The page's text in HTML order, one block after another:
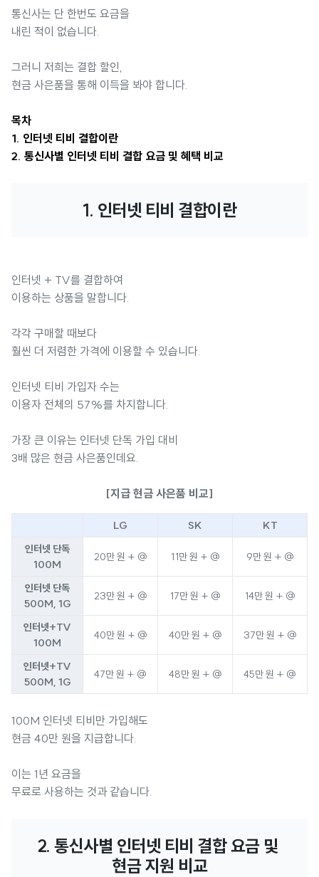
통신사는 단 한번도 요금을
내린 적이 없습니다.
그러니 저희는 결합 할인,
현금 사은품을 통해 이득을 봐야 합니다.
목차
1. 인터넷 티비 결합이란
2. 통신사별 인터넷 티비 결합 요금 및 혜택 비교
1. 인터넷 티비 결합이란
인터넷 + TV를 결합하여
이용하는 상품을 말합니다.
각각 구매할 때보다
훨씬 더 저렴한 가격에 이용할 수 있습니다.
인터넷 티비 가입자 수는
이용자 전체의 57%를 차지합니다.
가장 큰 이유는 인터넷 단독 가입 대비
3배 많은 현금 사은품인데요.
[지급 현금 사은품 비교]
LG SK
KT
인터넷 단독
100M
20만 원 + @ 11만 원 + @ 9만 원 + @
인터넷 단독
500M, 1G
23만 원 + @ 17만 원 + @ 14만 원 + @
인터넷+TV
100M
40만 원 + @ 40만 원 + @ 37만 원 + @
인터넷+TV
500M, 1G
47만 원 + @ 48만 원 + @ 45만 원 + @
100M 인터넷 티비만 가입해도
현금 40만 원을 지급합니다.
이는 1년 요금을
무료로 사용하는 것과 같습니다.
2. 통신사별 인터넷 티비 결합 요금 및
현금 지원 비교